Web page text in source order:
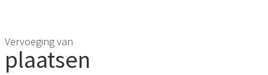
Vervoeging van
plaatsen